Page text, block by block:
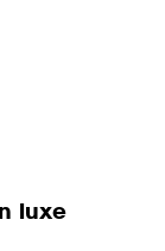
luxe